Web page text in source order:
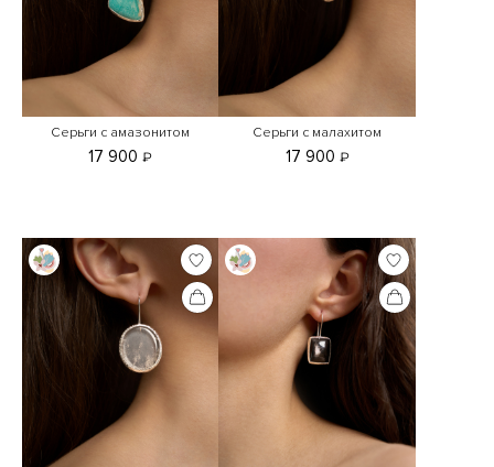
Серьги с амазонитом
17 900₽
Серьги с малахитом
17 900 ₽